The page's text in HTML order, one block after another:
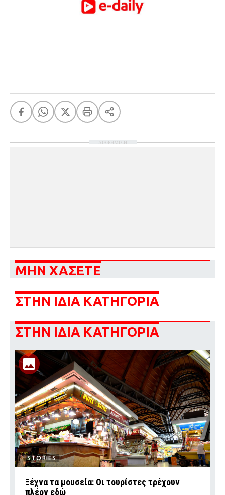
ΔΙΑΦΗΜΙΣΗ
ΜΗΝ ΧΑΣΕΤΕ
ΣΤΗΝ ΙΔΙΑ ΚΑΤΗΓΟΡΙΑ
ΣΤΗΝ ΙΔΙΑ ΚΑΤΗΓΟΡΙΑ
STORIES
Ξέχνα τα μουσεία: Οι τουρίστες τρέχουν
πλέον εδώ